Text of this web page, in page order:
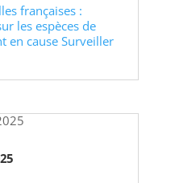
françaises :
les espèces de
en cause Surveiller